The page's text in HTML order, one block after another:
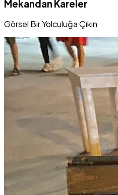
Mekandan Kareler
Görsel Bir Yolculuğa Çıkın